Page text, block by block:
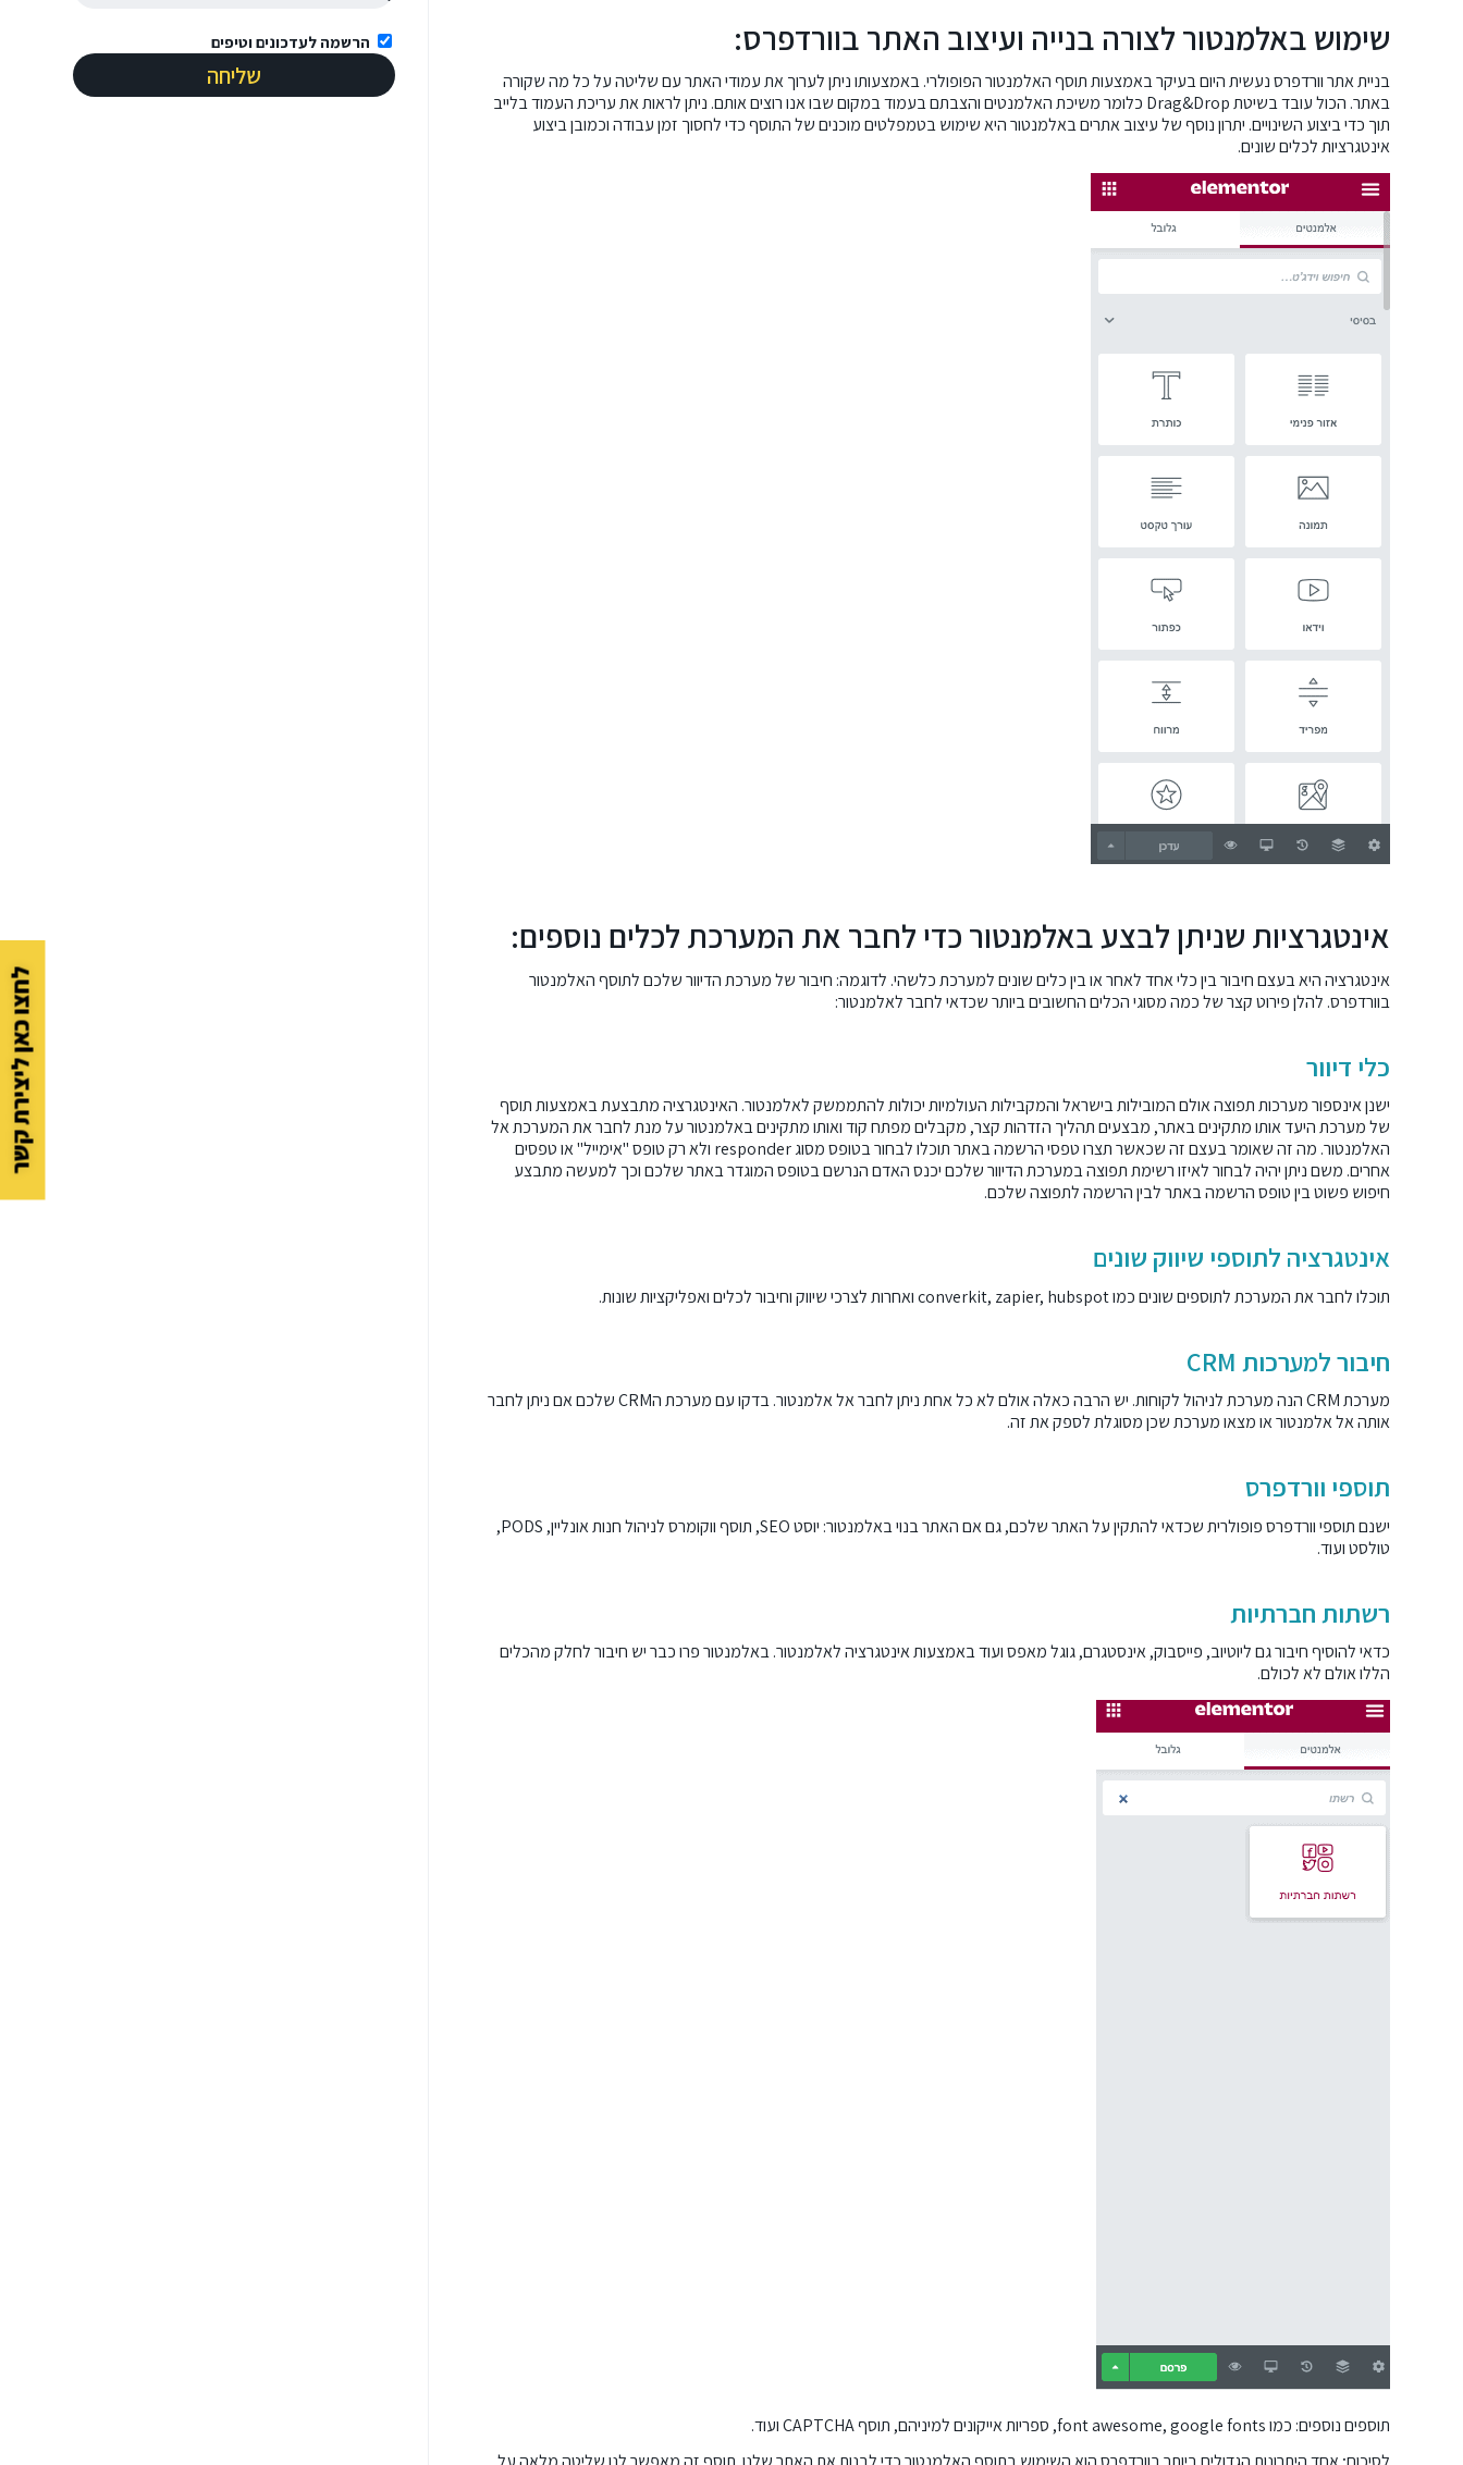
שימוש באלמנטור לצורה בנייה ועיצוב האתר בוורדפרס:
בניית אתר וורדפרס נעשית היום בעיקר באמצעות תוסף האלמנטור הפופולרי. באמצעותו ניתן לערוך את עמודי האתר עם שליטה על כל מה שקורה
באתר. הכול עובד בשיטת Drag&Drop כלומר משיכת האלמנטים והצבתם בעמוד במקום שבו אנו רוצים אותם. ניתן לראות את עריכת העמוד בלייב
תוך כדי ביצוע השינויים. יתרון נוסף שלעיצוב אתריםבאלמנטור היא שימוש בטמפלטים מוכנים של התוסף כדי לחסוך זמן עבודה וכמובןביצוע
אינטגרציותלכלים שונים.
אינטגרציות שניתן לבצע באלמנטור כדי לחבר את המערכת לכלים נוספים:
אינטגרציה היא בעצם חיבור בין כלי אחד לאחר או בין כלים שונים למערכת כלשהי. לדוגמה: חיבור של מערכת הדיוור שלכם לתוסף האלמנטור
בוורדפרס. להלן פירוט קצר של כמה מסוגי הכלים החשובים ביותר שכדאי לחבר לאלמנטור:
כלי דיוור
ישנן אינספור מערכות תפוצה אולם המובילות בישראל והמקבילות העולמיות יכולות להתממשק לאלמנטור. האינטגרציה מתבצעת באמצעות תוסף
של מערכת היעד אותו מתקינים באתר, מבצעים תהליך הזדהות קצר, מקבלים מפתח קוד ואותו מתקינים באלמנטור על מנת לחבר את המערכת אל
האלמנטור. מה זה שאומר בעצם זה שכאשר תצרו טפסי הרשמה באתר תוכלו לבחור בטופס מסוג responder ולא רק טופס "אימייל" או טפסים
אחרים. משם ניתן יהיה לבחור לאיזו רשימת תפוצה במערכת הדיוור שלכם יכנס האדם הנרשם בטופס המוגדר באתר שלכם וכך למעשה מתבצע
חיפוש פשוט בין טופס הרשמה באתר לבין הרשמה לתפוצה שלכם.
אינטגרציה לתוספי שיווק שונים
תוכלו לחבר את המערכת לתוספים שונים כמו converkit, zapier, hubspot ואחרות לצרכי שיווק וחיבור לכלים ואפליקציות שונות.
חיבור למערכות CRM
מערכת CRM הנה מערכת לניהול לקוחות. יש הרבה כאלה אולם לא כל אחת ניתן לחבר אל אלמנטור. בדקו עם מערכת הCRM שלכם אם ניתן לחבר
אותה אל אלמנטור או מצאו מערכת שכן מסוגלת לספק את זה.
תוספי וורדפרס
ישנם תוספי וורדפרס פופולרית שכדאי להתקין על האתר שלכם, גם אם האתר בנוי באלמנטור: יוסט SEO
, תוסף ווקומרס לניהול חנות אונליין, PODS,
טולסט ועוד.
רשתות חברתיות
כדאי להוסיף חיבור גם ליוטיוב, פייסבוק, אינסטגרם, גוגל מאפס ועוד באמצעות אינטגרציה לאלמנטור.באלמנטור פרוכבר יש חיבור לחלק מהכלים
הללו אולם לא לכולם.
תוספים נוספים: כמו font awesome, google fonts, ספריות אייקונים למיניהם, תוסף CAPTCHA ועוד.
הרשמה לעדכונים וטיפים
שליחה
לחצו כאן ליצירת קשר